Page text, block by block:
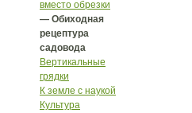
вместо обрезки
— Обиходная
рецептура
садовода
Вертикальные
грядки
К земле с наукой
Культура